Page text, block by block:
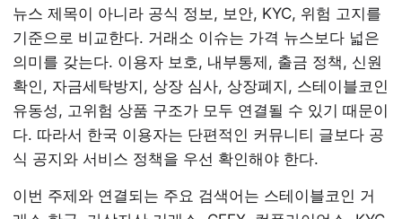
뉴스 제목이 아니라 공식 정보, 보안, KYC, 위험 고지를
기준으로 비교한다. 거래소 이슈는 가격 뉴스보다 넓은
의미를 갖는다. 이용자 보호, 내부통제, 출금 정책, 신원
확인, 자금세탁방지, 상장 심사, 상장폐지, 스테이블코인
유동성, 고위험 상품 구조가 모두 연결될 수 있기 때문이
다. 따라서 한국 이용자는 단편적인 커뮤니티 글보다 공
식 공지와 서비스 정책을 우선 확인해야 한다.
이번 주제와 연결되는 주요 검색어는 스테이블코인 거